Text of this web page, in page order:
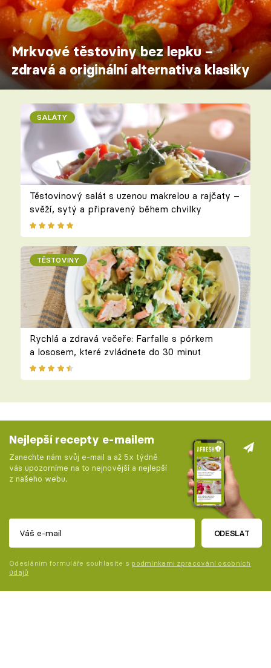
Mrkvové těstoviny bez lepku –
zdravá a originální alternativa klasiky
SALÁTY
Těstovinový salát s uzenou makrelou a rajčaty –
svěží, sytý a připravený během chvilky
TĚSTOVINY
Rychlá a zdravá večeře: Farfalle s pórkem
a lososem, které zvládnete do 30 minut
Nejlepší recepty e-mailem
Zanechte nám svůj e-mail a až 5x týdně
vás upozorníme na to nejnovější a nejlepší
z našeho webu.
ODESLAT
Odesláním formuláře souhlasíte s podmínkami zpracování osobních
údajů